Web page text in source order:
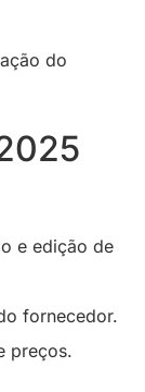
do
e edição de
fornecedor.
preços.